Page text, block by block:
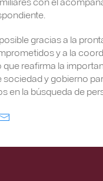
gracias a la
y a la
reafirma la
y gobierno
en la búsqueda de